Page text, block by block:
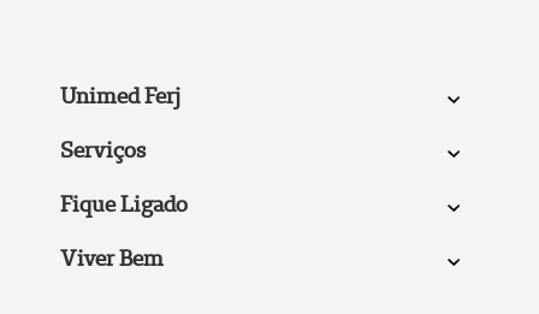
Unimed Ferj
Serviços
Fique Ligado
Viver Bem